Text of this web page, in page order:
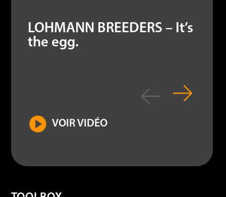
LOHMANN BREEDERS – It’s
the egg.
VOIR VIDÉO
TOOLBOX